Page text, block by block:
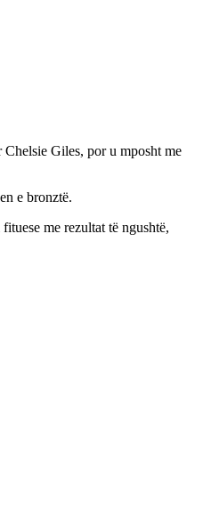
Giles, por u mposht me
e bronztë.
me rezultat të ngushtë,